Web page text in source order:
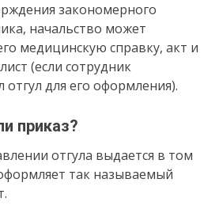
закономерного
начальство может
медицинскую справку, акт и
(если сотрудник
отгул для его оформления).
приказ?
отгула выдается в том
так называемый